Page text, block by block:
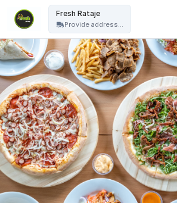
Fresh Rataje
Provide address...